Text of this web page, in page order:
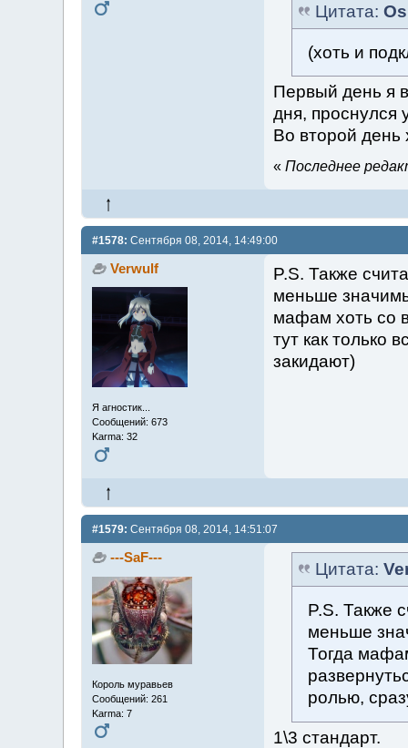
Цитата:
(хоть и
Первый день я
дня, проснулся
Во второй день
« Последнее
#1578: Сентября 08, 2014, 14:49:00
Verwulf
Я агностик...
Сообщений: 673
Karma: 32
P.S. Также
меньше
мафам хоть со
тут как только
закидают)
#1579: Сентября 08, 2014, 14:51:07
---SaF---
Король муравьев
Сообщений: 261
Karma: 7
Цитата:
P.S. Также
меньше
Тогда
ролью,
1\3 стандарт.